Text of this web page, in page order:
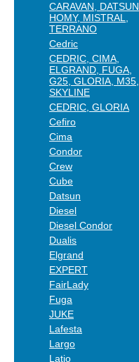
CARAVAN, DATSUN,
HOMY, MISTRAL,
TERRANO
Cedric
CEDRIC, CIMA,
ELGRAND, FUGA,
G25, GLORIA, M35,
SKYLINE
CEDRIC, GLORIA
Cefiro
Cima
Condor
Crew
Cube
Datsun
Diesel
Diesel Condor
Dualis
Elgrand
EXPERT
FairLady
Fuga
JUKE
Lafesta
Largo
Latio